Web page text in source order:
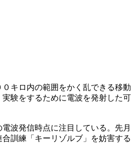
キロ内の範囲をかく乱できる移動
験をするために電波を発射した可
波発信時点に注目している。先月
訓練「キーリゾルブ」を妨害する